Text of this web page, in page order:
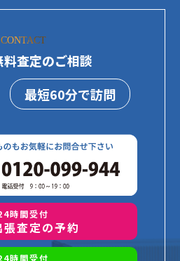
CONTACT
料査定のご相談
最短60分で訪問
時間受付
査定の予約
時間受付